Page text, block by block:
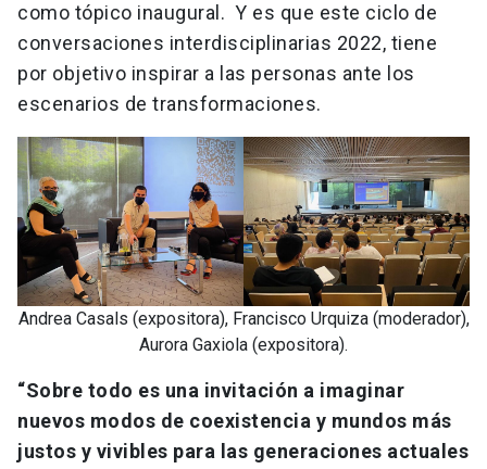
como tópico inaugural. Y es que este ciclo de
conversaciones interdisciplinarias 2022, tiene
por objetivo inspirar a las personas ante los
escenarios de transformaciones.
Andrea Casals (expositora), Francisco Urquiza (moderador),
Aurora Gaxiola (expositora).
“Sobre todo es una invitación a imaginar
nuevos modos de coexistencia y mundos más
justos y vivibles para las generaciones actuales